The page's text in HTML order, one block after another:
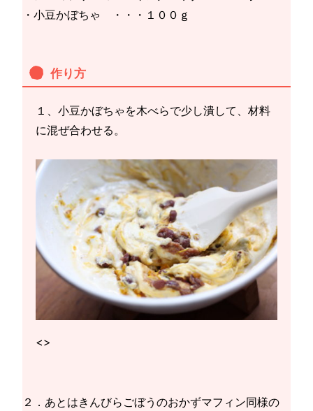
・小豆かぼちゃ ・・・１００ｇ
作り方
１、小豆かぼちゃを木べらで少し潰して、材料
に混ぜ合わせる。
<>
２．あとはきんびらごぼうのおかずマフィン同様の